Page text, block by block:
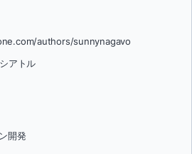
authors/sunnynagavo
アトル
開発